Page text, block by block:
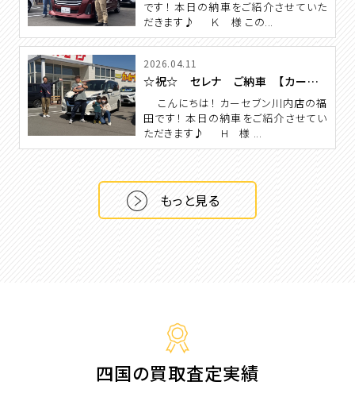
です！ 本日の納車をご紹介させていた
だきます♪ Ｋ 様 この...
2026.04.11
☆祝☆ セレナ ご納車 【カーセブン川内店】
こんにちは！ カーセブン川内店の福
田です！ 本日の納車をご紹介させてい
ただきます♪ H 様 ...
もっと見る
四国の買取査定実績